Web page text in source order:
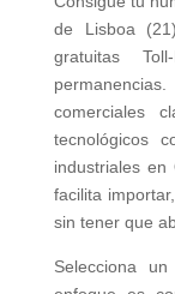
de Lisboa
gratuitas
comerciales
tecnológicos
industriales
facilita
sin tener que
Selecciona